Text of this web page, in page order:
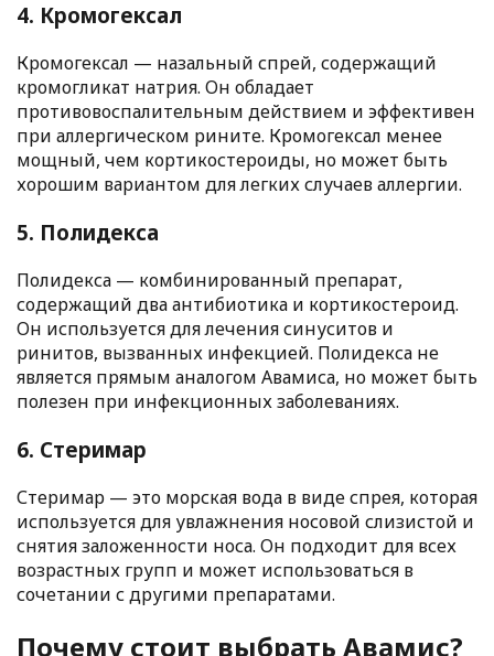
4. Кромогексал
Кромогексал — назальный спрей, содержащий
кромогликат натрия. Он обладает
противовоспалительным действием и эффективен
при аллергическом рините. Кромогексал менее
мощный, чем кортикостероиды, но может быть
хорошим вариантом для легких случаев аллергии.
5. Полидекса
Полидекса — комбинированный препарат,
содержащий два антибиотика и кортикостероид.
Он используется для лечения синуситов и
ринитов, вызванных инфекцией. Полидекса не
является прямым аналогом Авамиса, но может быть
полезен при инфекционных заболеваниях.
6. Стеримар
Стеримар — это морская вода в виде спрея, которая
используется для увлажнения носовой слизистой и
снятия заложенности носа. Он подходит для всех
возрастных групп и может использоваться в
сочетании с другими препаратами.
Почему стоит выбрать Авамис?